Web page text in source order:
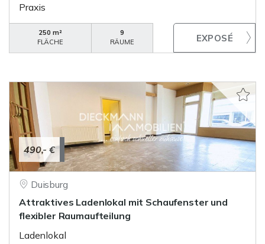
Praxis
250 m²
FLÄCHE
9
RÄUME
490,- €
Duisburg
Attraktives Ladenlokal mit Schaufenster und
flexibler Raumaufteilung
Ladenlokal